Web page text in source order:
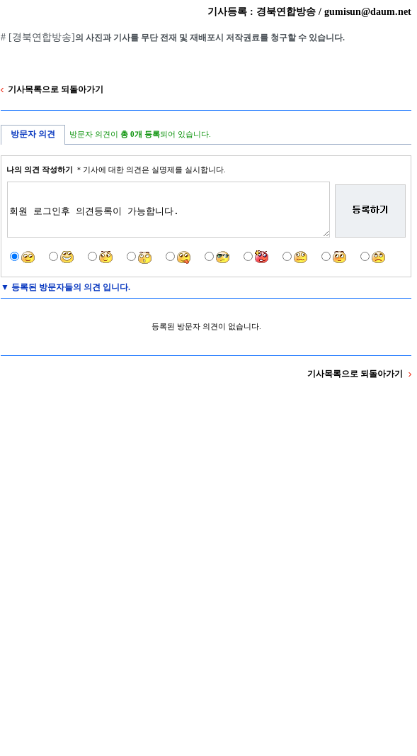
기사등록 : 경북연합방송 / gumisun@daum.net
# [경북연합방송]의 사진과 기사를 무단 전재 및 재배포시 저작권료를 청구할 수 있습니다.
기사목록으로 되돌아가기
방문자 의견 방문자 의견이 총 0개 등록되어 있습니다.
나의 의견 작성하기 ＊기사에 대한 의견은 실명제를 실시합니다.
▼ 등록된 방문자들의 의견 입니다.
등록된 방문자 의견이 없습니다.
기사목록으로 되돌아가기